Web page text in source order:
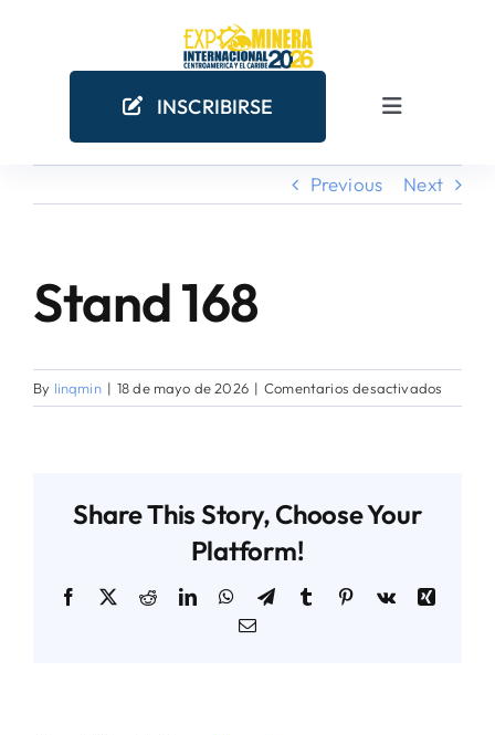
INSCRIBIRSE
Toggle
¿POR QUÉ PARTICIPAR?
AGENDA TÉCNICO-COMERCIAL
Previous Next
Stand 168
By linqmin | 18 de mayo de 2026 | Comentarios desactivados
Stand
Share This Story, Choose Your
Platform!
Facebook
X RedditLinkedInWhatsApp
TelegramTumblr Pinterest
Vk
Xing
Email